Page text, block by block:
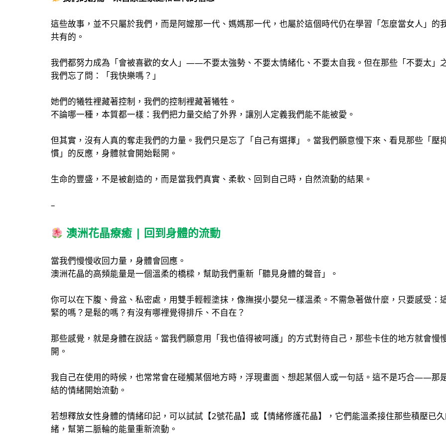
這些故事，並不只屬於我們，而是阿嬤那一代、媽媽那一代，也屬於這個時代仍在學習「怎麼當女人」的
共有的。
我們都努力成為「會被喜歡的女人」——不要太強勢、不要太情緒化、不要太自我。但在那些「不要太」
我們忘了問：「我快樂嗎？」
她們的犧牲裡藏著控制，我們的控制裡藏著犧牲。
不論哪一種，本質都一樣：我們把力量交給了外界，讓別人定義我們能不能被愛。
但其實，沒有人真的奪走我們的力量。我們只是忘了「自己有選擇」。當我們願意慢下來、看見那些「壓
慣」的反應，身體就會開始鬆開。
生命的豐盛，不是被創造的，而是當我們真實、柔軟、回到自己時，自然流動的結果。
–
澳洲花晶療癒 | 回到身體的流動
當我們慢慢收回力量，身體會回應。
澳洲花晶的高頻能量是一個溫柔的橋樑，幫助我們重新「聽見身體的聲音」。
你可以在下腹、骨盆、私密處，用雙手輕輕塗抹，像撫摸小嬰兒一樣溫柔。不需急著做什麼，只要感受：
緊的嗎？是鬆的嗎？有沒有哪裡覺得排斥、不自在？
那些感覺，就是身體在說話。當我們願意用「我也值得被呵護」的方式對待自己，那些卡住的地方就會慢
開。
我自己在使用的時候，也常常會在碰觸某個地方時，浮現畫面、想起某個人或一句話。這不是巧合——那
結的情緒開始流動。
若想釋放女性身體的情緒印記，可以試試【2號花晶】或【情緒修護花晶】，它們能溫柔接住那些積壓已
緒，幫第二脈輪的能量重新流動。